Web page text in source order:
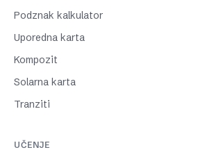
Podznak kalkulator
Uporedna karta
Kompozit
Solarna karta
Tranziti
UČENJE